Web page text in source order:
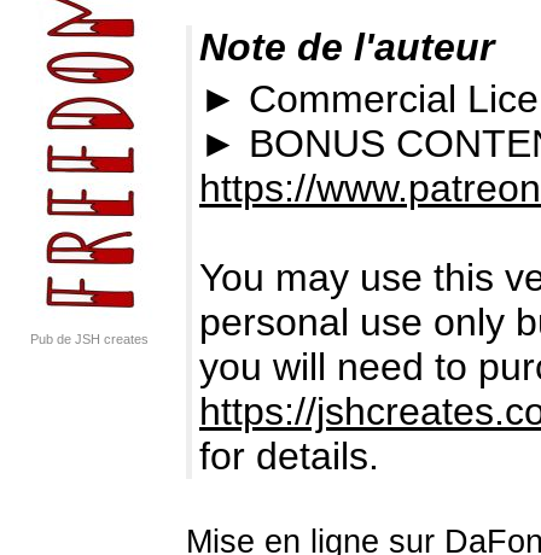
Pub de JSH creates
Note de l'auteur
► Commercial
► BONUS
https://
You may use this
personal use only
you will need to
https://
for details.
Mise en ligne sur